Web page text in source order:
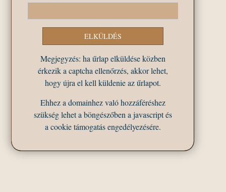
Megjegyzés: ha űrlap elküldése közben
érkezik a captcha ellenőrzés, akkor lehet,
hogy újra el kell küldenie az űrlapot.
Ehhez a domainhez való hozzáféréshez
szükség lehet a böngészőben a javascript és
a cookie támogatás engedélyezésére.